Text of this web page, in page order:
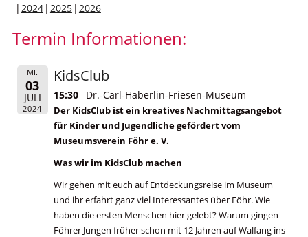
2024 2025 2026
Termin Informationen:
MI.
03
JULI
2024
KidsClub
15:30 Dr.-Carl-Häberlin-Friesen-Museum
Der KidsClub ist ein kreatives Nachmittagsangebot
für Kinder und Jugendliche gefördert vom
Museumsverein Föhr e. V.
Was wir im KidsClub machen
Wir gehen mit euch auf Entdeckungsreise im Museum
und ihr erfahrt ganz viel Interessantes über Föhr. Wie
haben die ersten Menschen hier gelebt? Warum gingen
Föhrer Jungen früher schon mit 12 Jahren auf Walfang ins